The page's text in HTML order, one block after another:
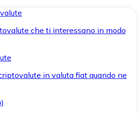
che ti interessano in modo
in valuta fiat quando ne